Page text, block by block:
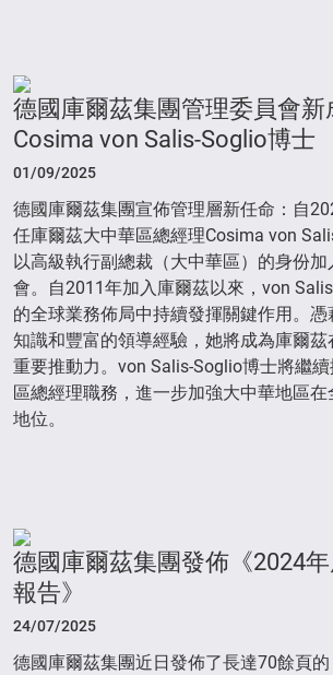
德國庫爾茲集團管理委員會新
Cosima von Salis-Soglio博士
01/09/2025
德國庫爾茲集團宣佈管理層新任命：自
任庫爾茲大中華區總經理Cosima von
以高級執行副總裁（大中華區）的身份
會。自2011年加入庫爾茲以來，von
的全球業務佈局中持續發揮關鍵作用。
知識和豐富的領導經驗，她將成為庫爾
重要推動力。von Salis-Soglio博士將繼
區總經理職務，進一步加強大中華地區
地位。
德國庫爾茲集團發佈《2024
報告》
24/07/2025
德國庫爾茲集團近日發佈了長達70餘頁